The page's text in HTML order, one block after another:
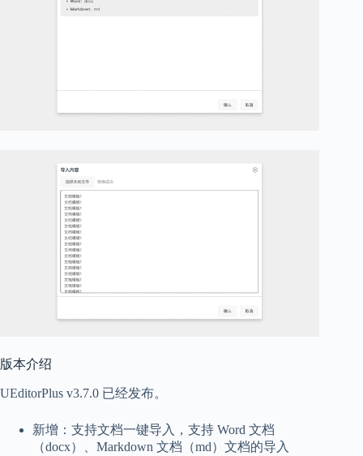
版本介绍
UEditorPlus v3.7.0 已经发布。
新增：支持文档一键导入，支持 Word 文档
（docx）、Markdown 文档（md）文档的导入